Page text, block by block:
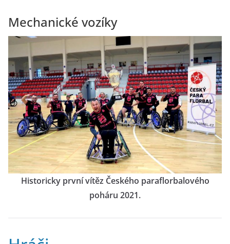
Mechanické vozíky
Historicky první vítěz Českého paraflorbalového
poháru 2021.